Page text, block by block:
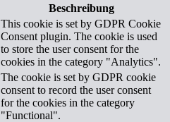
Beschreibung
This cookie is set by GDPR Cookie
Consent plugin. The cookie is used
to store the user consent for the
cookies in the category "Analytics".
The cookie is set by GDPR cookie
consent to record the user consent
for the cookies in the category
"Functional".